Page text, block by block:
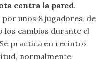
contra la pared.
unos 8 jugadores, de
los cambios durante el
practica en recintos
normalmente